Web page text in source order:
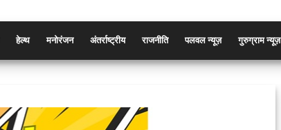
हेल्थ मनोरंजन अंतर्राष्ट्रीय राजनीति पलवल न्यूज़ गुरुग्राम न्यूज़